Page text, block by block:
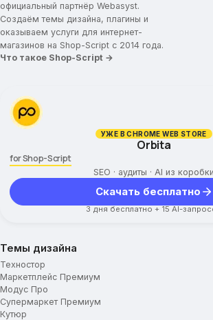
официальный партнёр Webasyst.
Создаём темы дизайна, плагины и
оказываем услуги для интернет-
магазинов на Shop-Script с 2014 года.
Что такое Shop-Script →
УЖЕ В CHROME WEB STORE
Orbita
for Shop-Script
SEO · аудиты · AI из коробки
Скачать бесплатно
3 дня бесплатно + 15 AI-
Темы дизайна
Техностор
Маркетплейс Премиум
Модус Про
Супермаркет Премиум
Кутюр